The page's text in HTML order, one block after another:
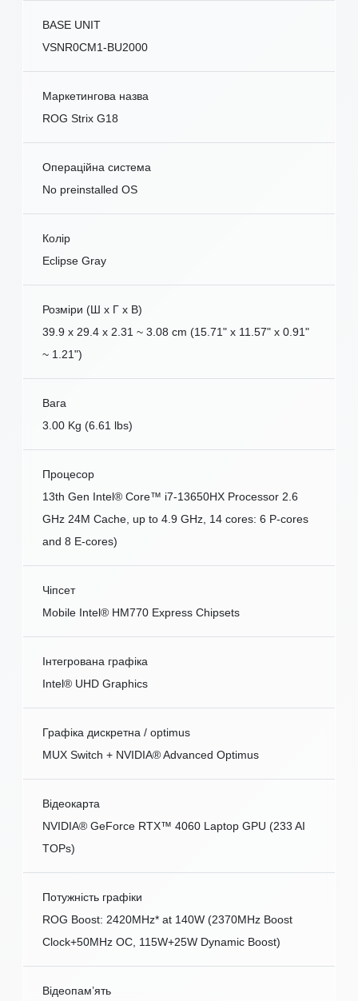
BASE UNIT
VSNR0CM1-BU2000
Маркетингова назва
ROG Strix G18
Операційна система
No preinstalled OS
Колір
Eclipse Gray
Розміри (Ш x Г x В)
39.9 x 29.4 x 2.31 ~ 3.08 cm (15.71" x 11.57" x 0.91"
~ 1.21")
Вага
3.00 Kg (6.61 lbs)
Процесор
13th Gen Intel® Core™ i7-13650HX Processor 2.6
GHz 24M Cache, up to 4.9 GHz, 14 cores: 6 P-cores
and 8 E-cores)
Чіпсет
Mobile Intel® HM770 Express Chipsets
Інтегрована графіка
Intel® UHD Graphics
Графіка дискретна / optimus
MUX Switch + NVIDIA® Advanced Optimus
Відеокарта
NVIDIA® GeForce RTX™ 4060 Laptop GPU (233 AI
TOPs)
Потужність графіки
ROG Boost: 2420MHz* at 140W (2370MHz Boost
Clock+50MHz OC, 115W+25W Dynamic Boost)
Відеопам’ять